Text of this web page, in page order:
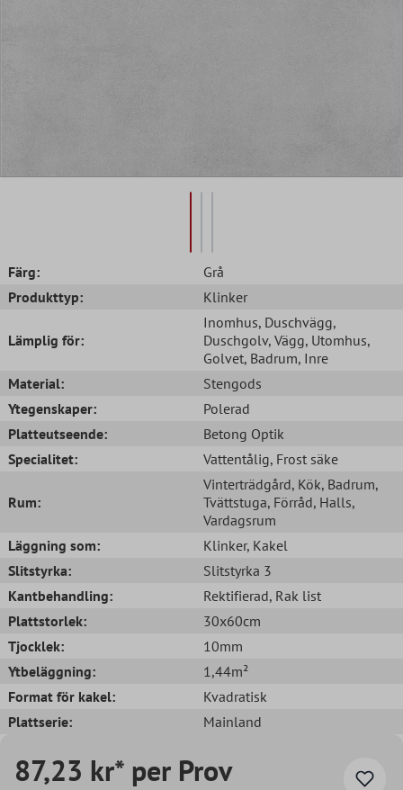
Färg:
Grå
Produkttyp:
Klinker
Lämplig för:
Inomhus, Duschvägg,
Duschgolv, Vägg, Utomhus,
Golvet, Badrum, Inre
Material:
Stengods
Ytegenskaper:
Polerad
Platteutseende:
Betong Optik
Specialitet:
Vattentålig, Frost säke
Rum:
Vinterträdgård, Kök, Badrum,
Tvättstuga, Förråd, Halls,
Vardagsrum
Läggning som:
Klinker, Kakel
Slitstyrka:
Slitstyrka 3
Kantbehandling:
Rektifierad, Rak list
Plattstorlek:
30x60cm
Tjocklek:
10mm
Ytbeläggning:
1,44m²
Format för kakel:
Kvadratisk
Plattserie:
Mainland
87,23 kr* per Prov